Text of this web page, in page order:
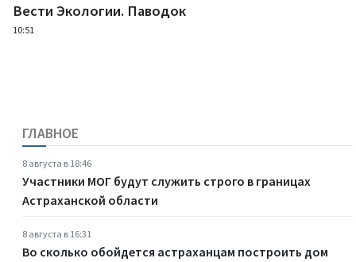
Вести Экологии. Паводок
10:51
ГЛАВНОЕ
8 августа в 18:46
Участники МОГ будут служить строго в границах
Астраханской области
8 августа в 16:31
Во сколько обойдется астраханцам построить дом